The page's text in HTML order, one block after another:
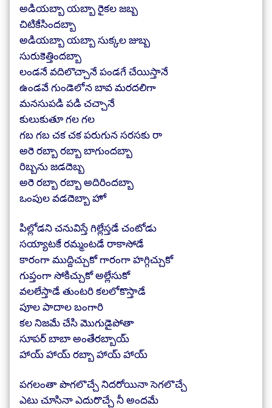
అడియబ్బా యబ్బా రైకల జబ్బ
చిటికేసిందబ్బా
అడియబ్బా యబ్బా సుక్కల జుబ్బ
సురుకెత్తిందబ్బా
లండనే వదిలొచ్చానే పండగే చేయిస్తానే
ఉండవే గుండెలోన బావ మరదలిగా
మనసుపడి పడి చచ్చానే
కులుకుతూ గల గల
గబ గబ చక చక పరుగున సరసకు రా
అరె రబ్బా రబ్బా బాగుందబ్బా
రిబ్బను జడదెబ్బ
అరె రబ్బా రబ్బా అదిరిందబ్బా
ఒంపుల వడదెబ్బా హో
పిల్లోడని చనువిస్తే గిల్లేస్తడే చంటోడు
సయ్యాటకే రమ్మంటడే రాకాసోడే
కారంగా ముద్దిచ్చుకో గారంగా హగ్గిచ్చుకో
గుప్తంగా సోకిచ్చుకో అల్లేసుకో
వలలేస్తాడే తుంటరి కలలోకొస్తాడే
పూల పాదాల బంగారి
కల నిజమే చేసి మొగుడైపోతా
సూపర్ బాబా అంతేరబ్బాయ్
హాయ్ హాయ్ రబ్బా హాయ్ హాయ్
పగలంతా పొగలొచ్చే నిదరోయినా సెగలొచ్చే
ఎటు చూసినా ఎదురొచ్చే నీ అందమే